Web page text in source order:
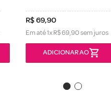
R$69,90
Em até1xR$69,90sem juros
ADICIONAR AO